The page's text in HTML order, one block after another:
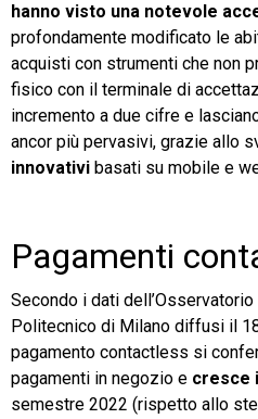
TeamSystem Store
hanno visto una notevole
profondamente modificato le
acquisti con strumenti che non
fisico con il terminale di
incremento a due cifre e
ancor più pervasivi, grazie allo
innovativi basati su mobile e
Pagamenti
Secondo i dati
Politecnico di Milano diffusi il
pagamento contactless si
pagamenti in negozio e cresce
semestre 2022 (rispetto allo